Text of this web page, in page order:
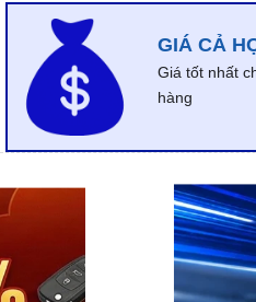
GIÁ CẢ
Giá tốt nhất
hàng